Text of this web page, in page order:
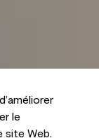
le
site Web.